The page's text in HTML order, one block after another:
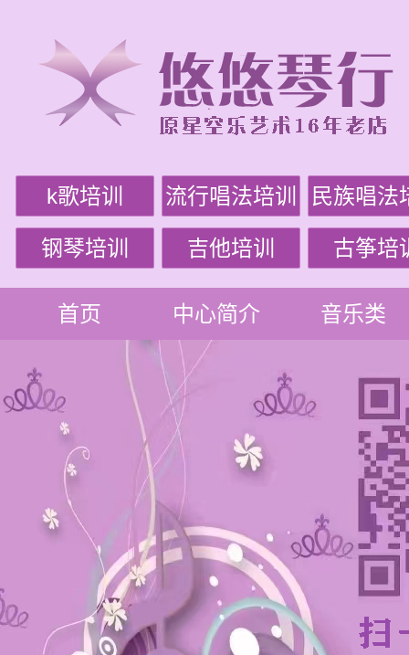
k歌培训 流行唱法培训 民族唱法
钢琴培训 吉他培训 古筝培
首页 中心简介 音乐类